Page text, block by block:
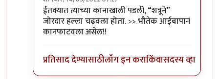
In reply toबहुतेक तो गेम खेळता खेळताby
ईतक्यात त्याच्या कानाखाली पडली, “शत्रूने”
जोरदार हल्ला चढवला होता. >> भौतेक आईबापानं
कानफाटवला असेल!!
प्रतिसाद देण्यासाठीलॉग इन कराकिंवासदस्य व्हा